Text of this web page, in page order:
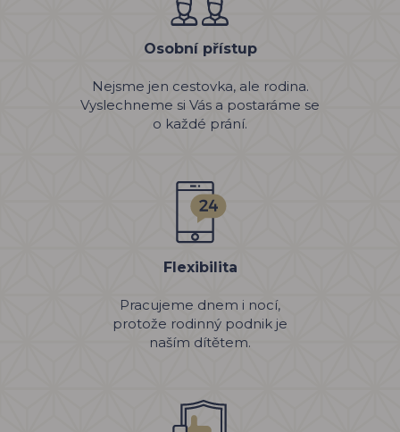
Osobní přístup
Nejsme jen cestovka, ale rodina.
Vyslechneme si Vás a postaráme se
o každé prání.
Flexibilita
Pracujeme dnem i nocí,
protože rodinný podnik je
naším dítětem.